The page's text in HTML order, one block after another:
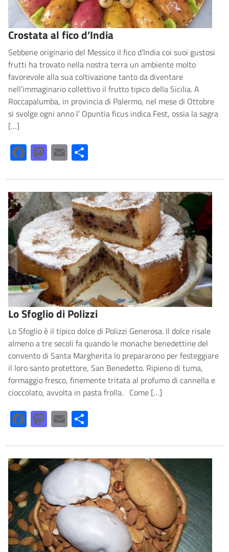
Crostata al fico d’India
Sebbene originario del Messico il fico d’India coi suoi gustosi
frutti ha trovato nella nostra terra un ambiente molto
favorevole alla sua coltivazione tanto da diventare
nell’immaginario collettivo il frutto tipico della Sicilia. A
Roccapalumba, in provincia di Palermo, nel mese di Ottobre
si svolge ogni anno l’ Opuntia ficus indica Fest, ossia la sagra
[…]
FacebookMastodon
Email
Lo Sfoglio di Polizzi
Lo Sfoglio è il tipico dolce di Polizzi Generosa. Il dolce risale
almeno a tre secoli fa quando le monache benedettine del
convento di Santa Margherita lo prepararono per festeggiare
il loro santo protettore, San Benedetto. Ripieno di tuma,
formaggio fresco, finemente tritata al profumo di cannella e
cioccolato, avvolta in pasta frolla. Come […]
FacebookMastodon
Email